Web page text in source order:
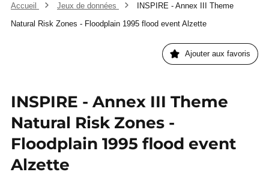
Accueil Jeux de données
INSPIRE - Annex III Theme
Natural Risk Zones - Floodplain 1995 flood event Alzette
Ajouter aux favoris
INSPIRE - Annex III Theme
Natural Risk Zones -
Floodplain 1995 flood event
Alzette